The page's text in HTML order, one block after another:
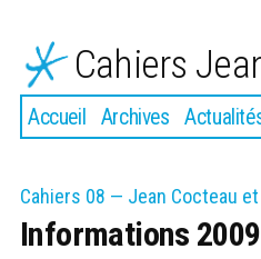
contenu
Cahiers
Accueil Archives
Cahiers 08 — Jean Cocteau
Informations 2009